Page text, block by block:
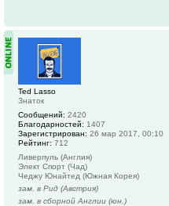
Ted Lasso
Знаток
Сообщений: 2420
Благодарностей: 1407
Зарегистрирован: 26 мар 2017, 00:10
Рейтинг: 712
Ливерпуль (Англия)
Элект Спорт (Чад)
Чеджу Юнайтед (Южная Корея)
зам. в Рид (Австрия)
зам. в сборной Англии (юн.)